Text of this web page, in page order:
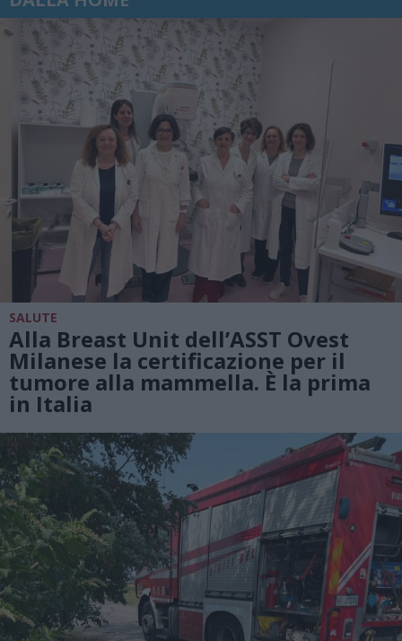
SALUTE
Alla Breast Unit dell’ASST Ovest
Milanese la certificazione per il
tumore alla mammella. È la prima
in Italia